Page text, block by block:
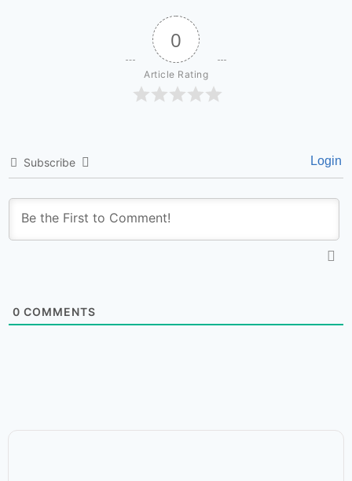
0
Article Rating
Subscribe Login
0 COMMENTS